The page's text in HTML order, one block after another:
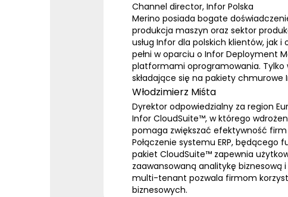
Channel director, Infor Polska
Merino posiada bogate
produkcja maszyn oraz sektor
usług Infor dla polskich klientów, jak
pełni w oparciu o Infor Deployment
platformami oprogramowania. Tylko
składające się na pakiety chmurowe
Włodzimierz Miśta
Dyrektor odpowiedzialny za region
Infor CloudSuite™, w którego
pomaga zwiększać efektywność
Połączenie systemu ERP, będącego
pakiet CloudSuite™ zapewnia
zaawansowaną analitykę
multi-tenant pozwala firmom
biznesowych.